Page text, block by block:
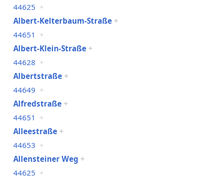
44625 +
Albert-Kelterbaum-Straße +
44651 +
Albert-Klein-Straße +
44628 +
Albertstraße +
44649 +
Alfredstraße +
44651 +
Alleestraße +
44653 +
Allensteiner Weg +
44625 +